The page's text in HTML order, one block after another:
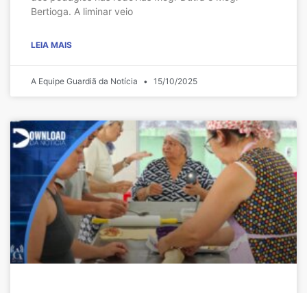
Bertioga. A liminar veio
LEIA MAIS
A Equipe Guardiã da Notícia 15/10/2025